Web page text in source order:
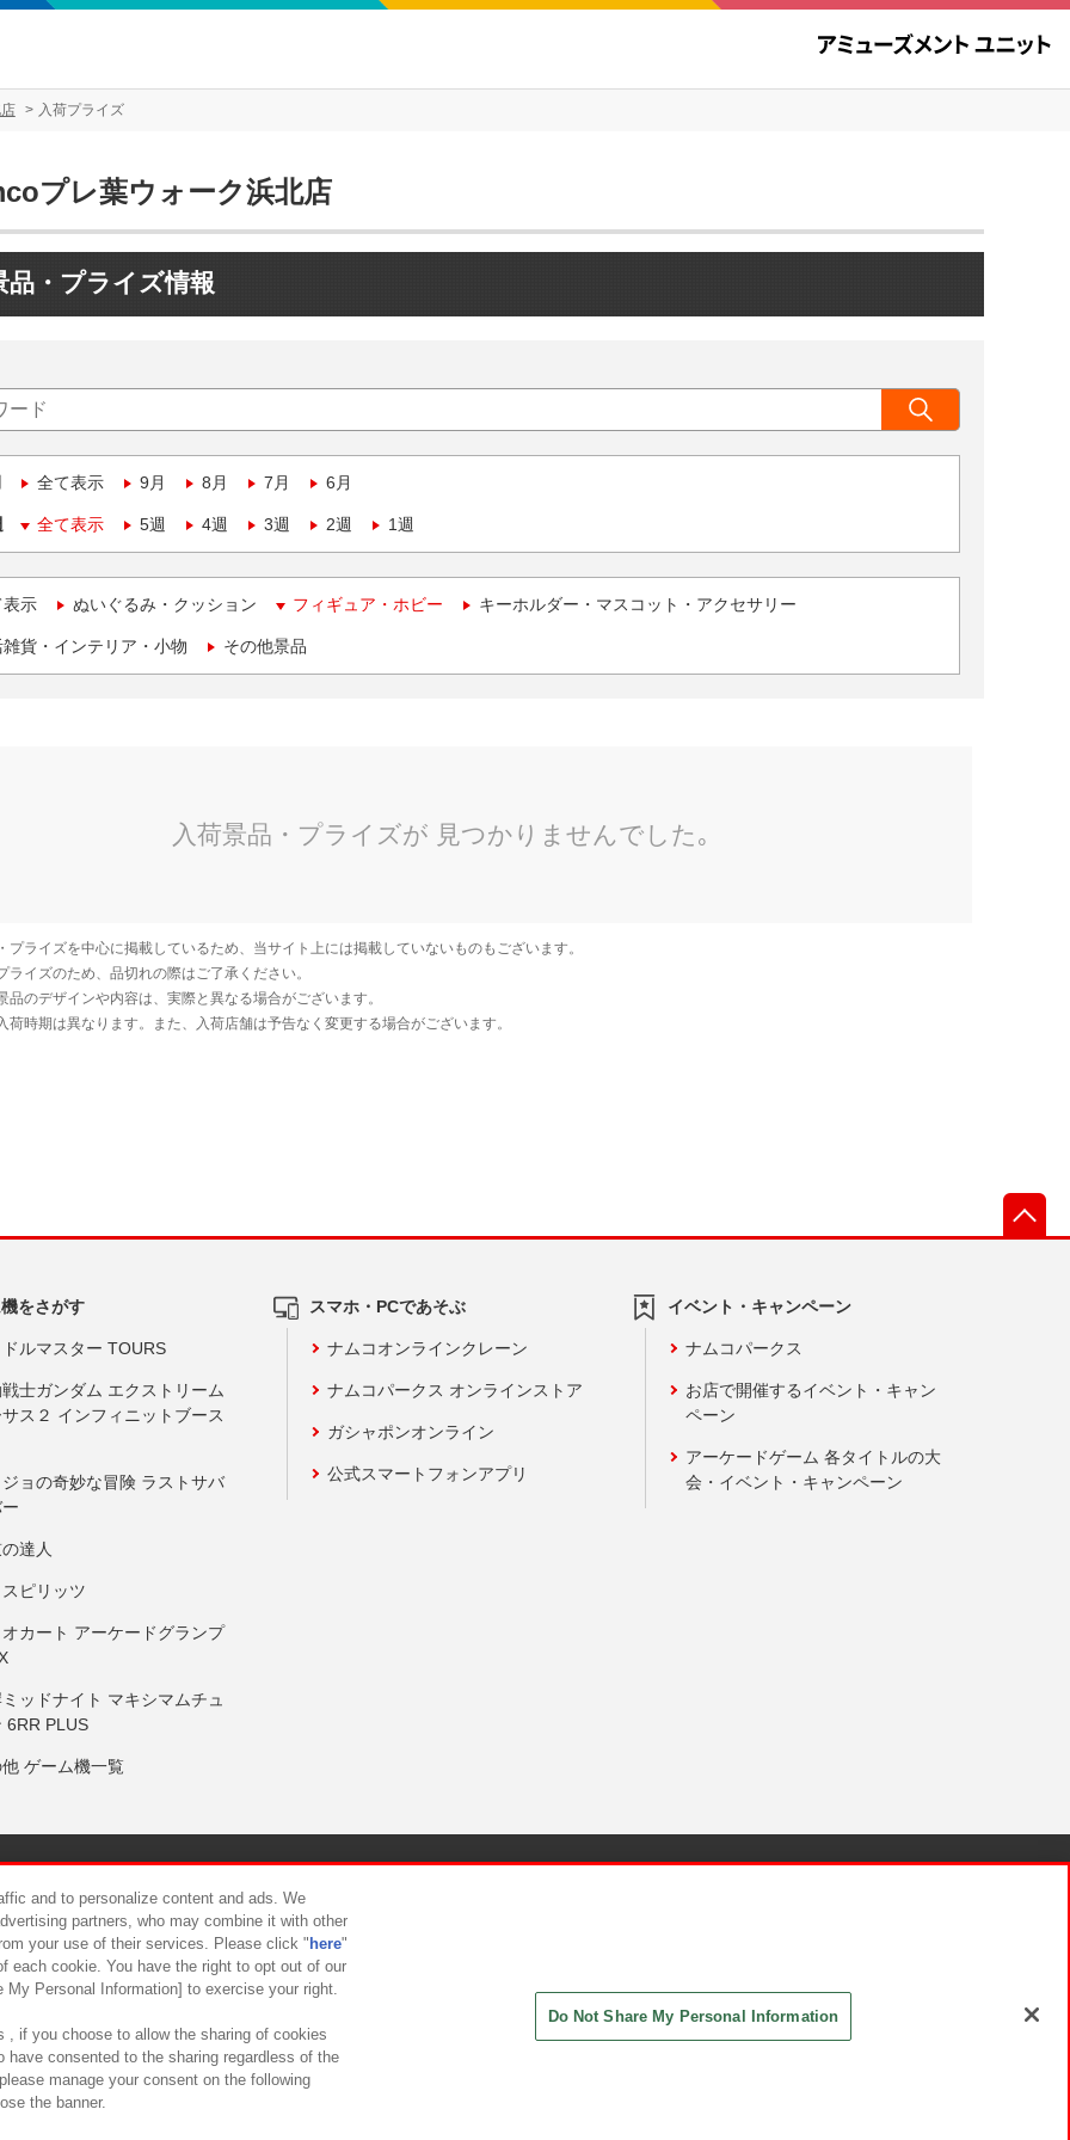
入荷プライズ
プレ葉ウォーク浜北店
品・プライズ情報
全て表示 9月 8月 7月 6月
全て表示 5週 4週 3週 2週 1週
表示 ぬいぐるみ・クッション フィギュア・ホビー キーホルダー・マスコット・アクセサリー
貨・インテリア・小物 その他景品
をさがす
ルマスター TOURS
士ガンダム エクストリーム
ス２ インフィニットブース
ョの奇妙な冒険 ラストサバ
達人
ピリッツ
カート アーケードグランプ
ッドナイト マキシマムチュ
6RR PLUS
ゲーム機一覧
スマホ・PCであそぶ
ナムコオンラインクレーン
ナムコパークス オンラインストア
ガシャポンオンライン
公式スマートフォンアプリ
イベント・キャンペーン
ナムコパークス
お店で開催するイベント・キャン
ペーン
アーケードゲーム 各タイトルの大
会・イベント・キャンペーン
について カスタマーハラスメント対応方針
and to personalize content and ads. We
partners, who may combine it with other
your use of their services. Please click " here"
each cookie. You have the right to opt out of our
Personal Information] to exercise your right.
, if you choose to allow the sharing of cookies
have consented to the sharing regardless of the
manage your consent on the following
the banner.
Do Not Share My Personal Information